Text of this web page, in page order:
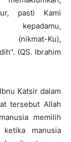
pasti Kami
Ku),
(QS. Ibrahim
Katsir dalam
tersebut Allah
memilih
manusia